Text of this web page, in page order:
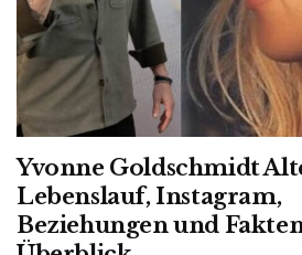
Yvonne Goldschmidt
Lebenslauf, Instagram,
Beziehungen und